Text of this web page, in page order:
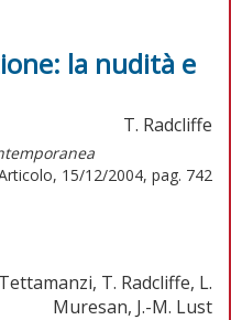
la nudità e
T. Radcliffe
15/12/2004, pag. 742
T. Radcliffe, L.
Muresan, J.-M. Lust